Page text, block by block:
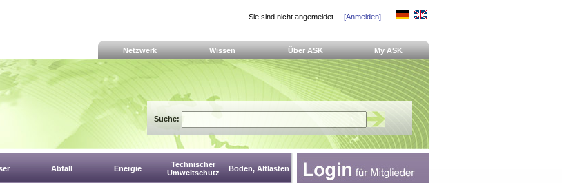
Sie sind nicht angemeldet... [Anmelden]
Netzwerk Wissen Über ASK My ASK
Suche:
Abfall Energie
Technischer
Umweltschutz
Boden, Altlasten